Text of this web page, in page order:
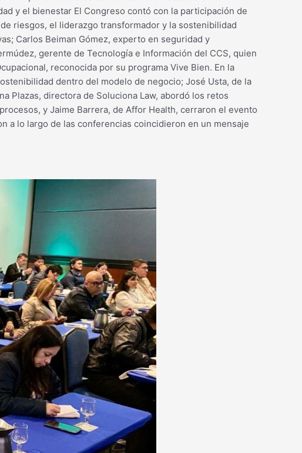
y el bienestar El Congreso contó con la participación de
riesgos, el liderazgo transformador y la sostenibilidad
Carlos Beiman Gómez, experto en seguridad y
gerente de Tecnología e Información del CCS, quien
reconocida por su programa Vive Bien. En la
dentro del modelo de negocio; José Usta, de la
Plazas, directora de Soluciona Law, abordó los retos
y Jaime Barrera, de Affor Health, cerraron el evento
a lo largo de las conferencias coincidieron en un mensaje